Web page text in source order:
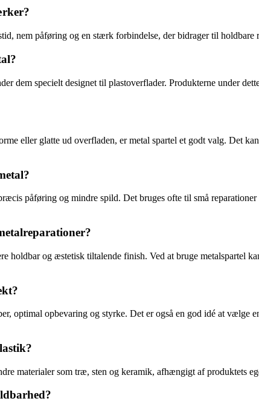
nem påføring og en stærk forbindelse, der bidrager til holdbare
dem specielt designet til plastoverflader. Produkterne under
eller glatte ud overfladen, er metal spartel et godt valg. Det
påføring og mindre spild. Det bruges ofte til små
og æstetisk tiltalende finish. Ved at bruge metalspartel
optimal opbevaring og styrke. Det er også en god idé at vælge
materialer som træ, sten og keramik, afhængigt af produktets